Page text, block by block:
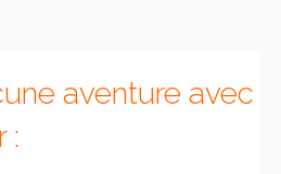
aventure avec
: